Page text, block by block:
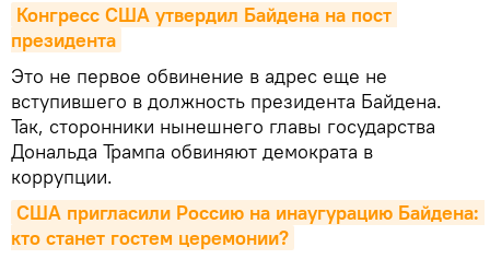
Конгресс США утвердил Байдена на пост
президента
Это не первое обвинение в адрес еще не
вступившего в должность президента Байдена.
Так, сторонники нынешнего главы государства
Дональда Трампа обвиняют демократа в
коррупции.
США пригласили Россию на инаугурацию Байдена:
кто станет гостем церемонии?